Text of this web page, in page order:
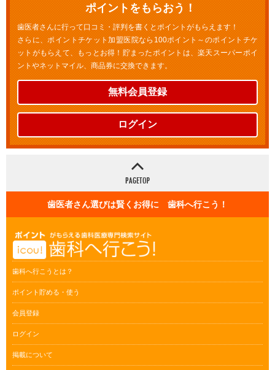
ポイントをもらおう！
歯医者さんに行って口コミ・評判を書くとポイントがもらえます！
さらに、ポイントチケット加盟医院なら100ポイント～のポイントチケ
ットがもらえて、もっとお得！貯まったポイントは、楽天スーパーポイ
ントやネットマイル、商品券に交換できます。
無料会員登録
ログイン
歯医者さん選びは賢くお得に 歯科へ行こう！
歯科へ行こうとは？
ポイント貯める・使う
会員登録
ログイン
掲載について